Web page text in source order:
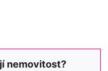
nemovitost?